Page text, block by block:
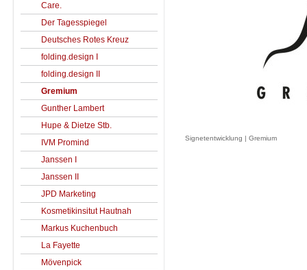
Care.
Der Tagesspiegel
Deutsches Rotes Kreuz
folding.design I
folding.design II
Gremium
Gunther Lambert
Hupe & Dietze Stb.
IVM Promind
Janssen I
Janssen II
JPD Marketing
Kosmetikinsitut Hautnah
Markus Kuchenbuch
La Fayette
Mövenpick
Signetentwicklung | Gremium